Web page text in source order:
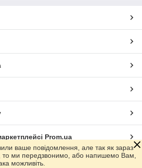
Prom.ua
ваше повідомлення, але так як зараз
то ми передзвонимо, або напишемо Вам,
можливіть.